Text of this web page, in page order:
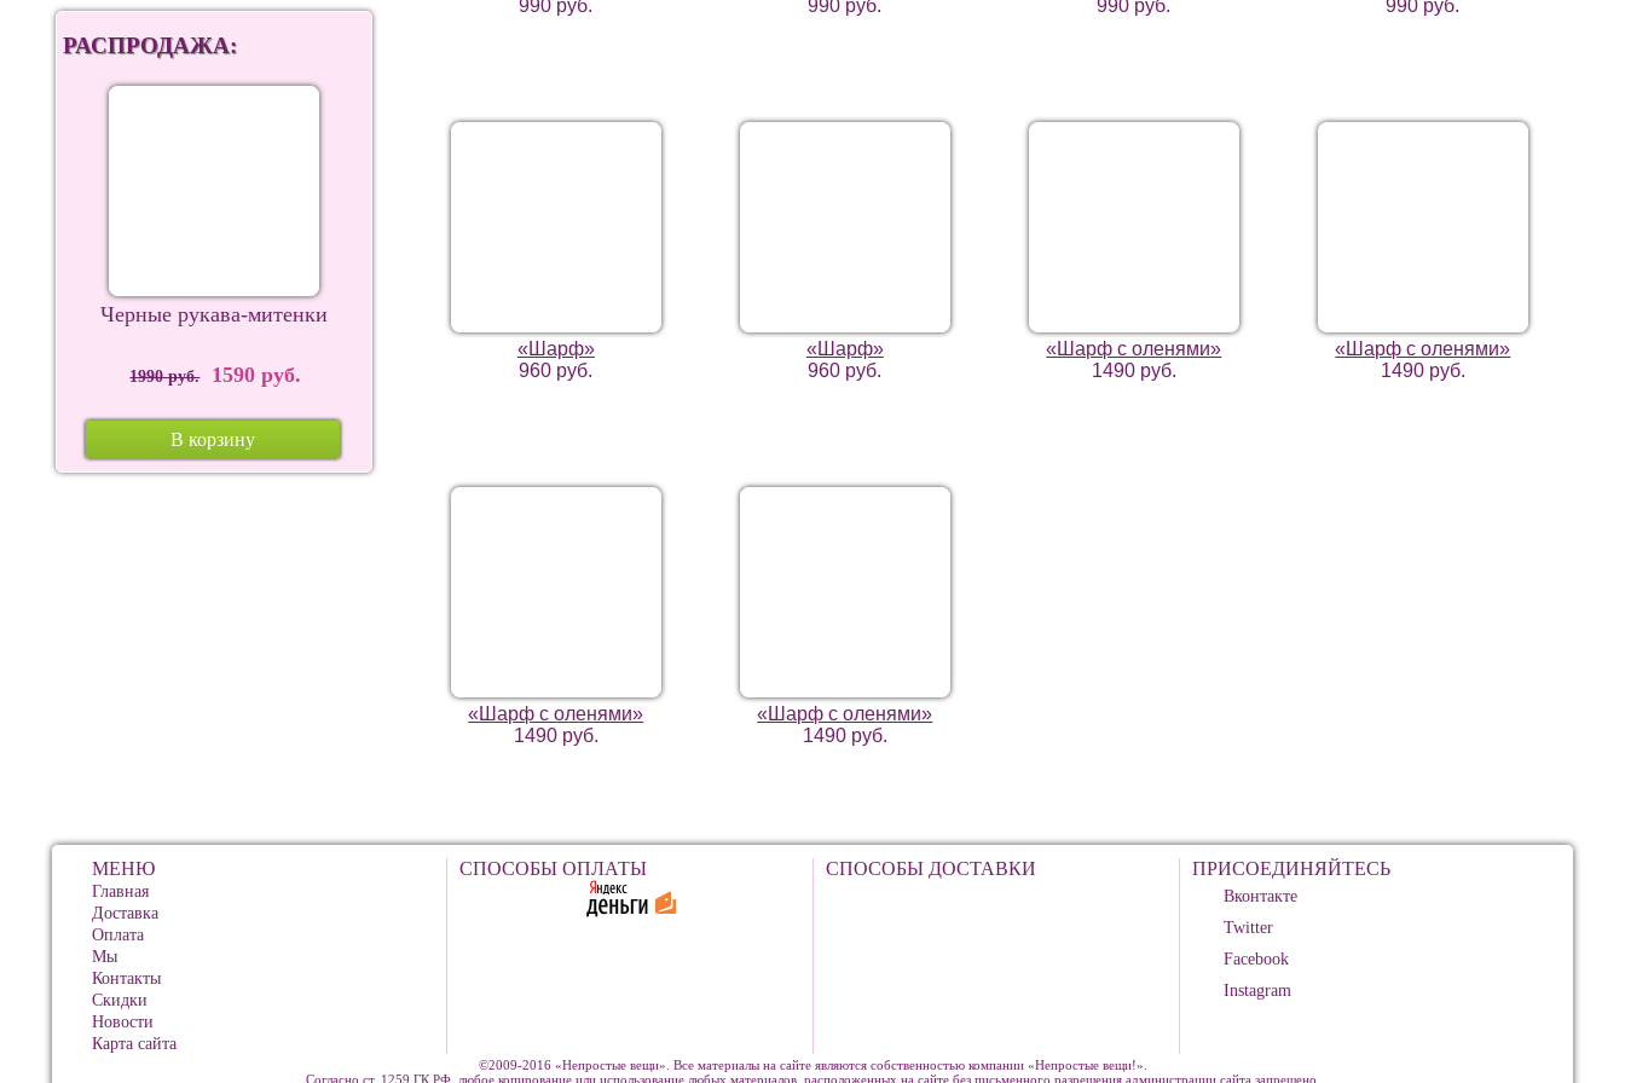
РАСПРОДАЖА:
Черные рукава-митенки
1990 руб.1590 руб.
В корзину
990 руб. 990 руб. 990 руб. 990 руб.
«Шарф»
960 руб.
«Шарф»
960 руб.
«Шарф с оленями»
1490 руб.
«Шарф с оленями»
1490 руб.
«Шарф с оленями»
1490 руб.
«Шарф с оленями»
1490 руб.
МЕНЮ СПОСОБЫ ОПЛАТЫ СПОСОБЫ ДОСТАВКИ ПРИСОЕДИНЯЙТЕСЬ
Главная
Доставка
Оплата
Мы
Контакты
Скидки
Новости
Карта сайта
Вконтакте
Twitter
Facebook
Instagram
©2009-2016 «Непростые вещи». Все материалы на сайте являются собственностью компании «Непростые вещи!».
Согласно ст. 1259 ГК РФ, любое копирование или использование любых материалов, расположенных на сайте без письменного разрешения администрации сайта запрещено.